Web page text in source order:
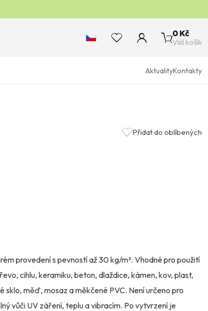
0 Kč
Váš košík
AktualityKontakty
Přidat do oblíbených
provedení s pevností až 30 kg/m². Vhodné pro použití
cihlu, keramiku, beton, dlaždice, kámen, kov, plast,
sklo, měď, mosaz a měkčené PVC. Není určeno pro
vůči UV záření, teplu a vibracím. Po vytvrzení je